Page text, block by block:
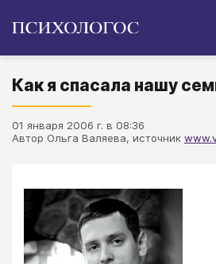
Как я спасала нашу
01 января 2006 г. в 08:36
Автор Ольга Валяева, источник